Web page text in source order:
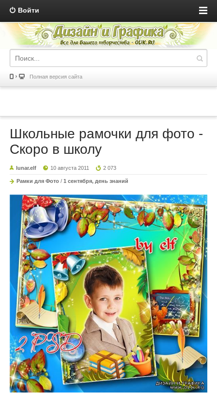
Войти
Полная версия сайта
Школьные рамочки для фото -
Скоро в школу
lunar.elf 10 августа 2011 2 073
Рамки для Фото / 1 сентября, день знаний